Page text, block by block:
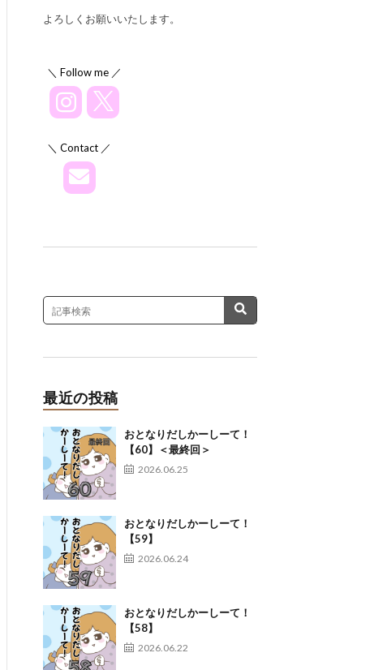
よろしくお願いいたします。
＼ Follow me ／
＼ Contact ／
最近の投稿
おとなりだしかーしーて！
【60】＜最終回＞
2026.06.25
おとなりだしかーしーて！
【59】
2026.06.24
おとなりだしかーしーて！
【58】
2026.06.22